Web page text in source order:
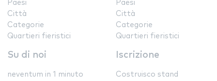
Paesi
Città
Categorie
Quartieri fieristici
Paesi
Città
Categorie
Quartieri fieristici
Su di noi
neventum in 1 minuto
Iscrizione
Costruisco stand